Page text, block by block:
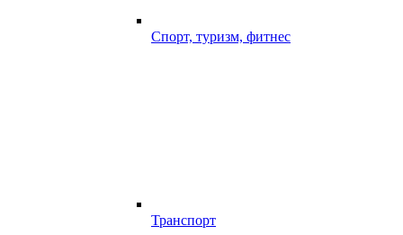
Спорт, туризм, фитнес
Транспорт